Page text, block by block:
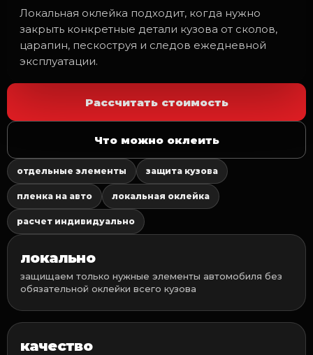
отдельные элементы защита кузова
пленка на авто локальная оклейка
расчет индивидуально
Рассчитать стоимость
Что можно оклеить
локально
защищаем только нужные элементы автомобиля без
обязательной оклейки всего кузова
качество
Локальная оклейка подходит, когда нужно
закрыть конкретные детали кузова от сколов,
царапин, пескоструя и следов ежедневной
эксплуатации.